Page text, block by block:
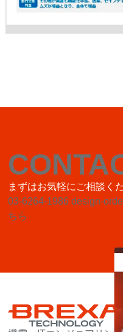
まずはお気軽にご相談く
03-6264-1986 design-
ちら